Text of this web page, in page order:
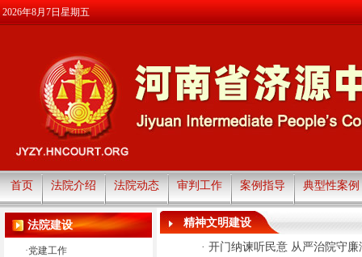
2026年8月7日星期五
首页 法院介绍 法院动态 审判工作 案例指导 典型性案例
法院建设
·党建工作
精神文明建设
· 开门纳谏听民意 从严治院守廉